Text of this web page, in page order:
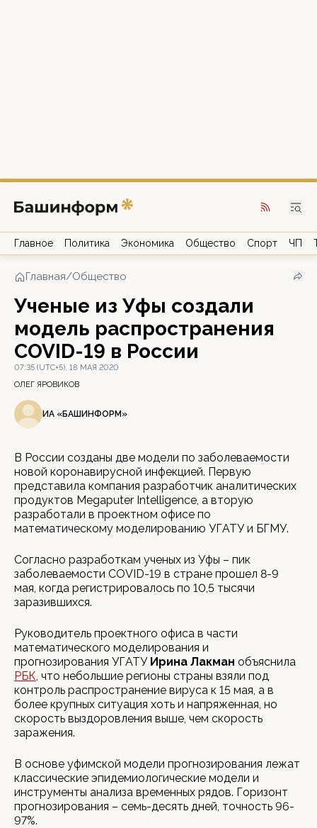
Главное Политика Экономика Общество Спорт ЧП
Главная/Общество
Ученые из Уфы создали
модель распространения
COVID-19 в России
07:35 (UTC+5), 18 МАЯ 2020
ОЛЕГ ЯРОВИКОВ
ИА «БАШИНФОРМ»
В России созданы две модели по заболеваемости
новой коронавирусной инфекцией. Первую
представила компания разработчик аналитических
продуктов Megaputer Intelligence, а вторую
разработали в проектном офисе по
математическому моделированию УГАТУ и БГМУ.
Согласно разработкам ученых из Уфы – пик
заболеваемости COVID-19 в стране прошел 8-9
мая, когда регистрировалось по 10,5 тысячи
заразившихся.
Руководитель проектного офиса в части
математического моделирования и
прогнозирования УГАТУ Ирина Лакман объяснила
РБК, что небольшие регионы страны взяли под
контроль распространение вируса к 15 мая, а в
более крупных ситуация хоть и напряженная, но
скорость выздоровления выше, чем скорость
заражения.
В основе уфимской модели прогнозирования лежат
классические эпидемиологические модели и
инструменты анализа временных рядов. Горизонт
прогнозирования – семь-десять дней, точность 96-
97%.